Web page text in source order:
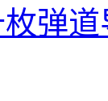
弹